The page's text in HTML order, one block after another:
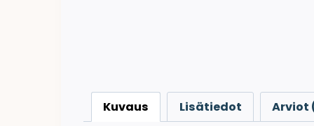
Kuvaus Lisätiedot Arviot